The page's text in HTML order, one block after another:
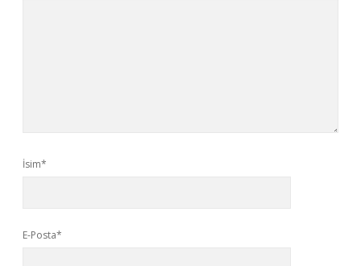
İsim*
E-Posta*